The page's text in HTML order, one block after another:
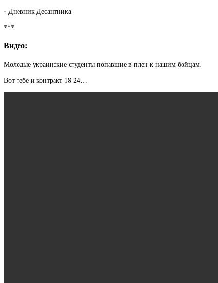
▫️ Дневник Десантника
***
Видео:
Молодые украинские студенты попавшие в плен к нашим бойцам.
Вот тебе и контракт 18-24…